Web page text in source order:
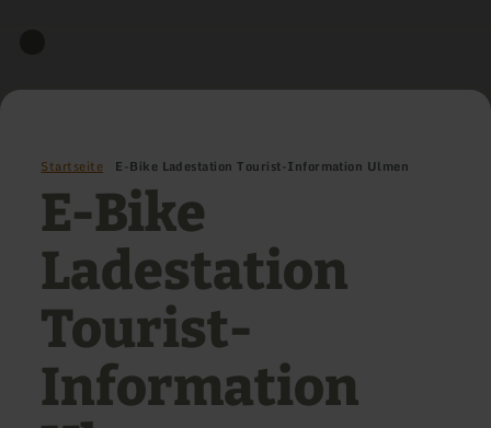
Startseite E-Bike Ladestation Tourist-Information Ulmen
E-Bike
Ladestation
Tourist-
Information